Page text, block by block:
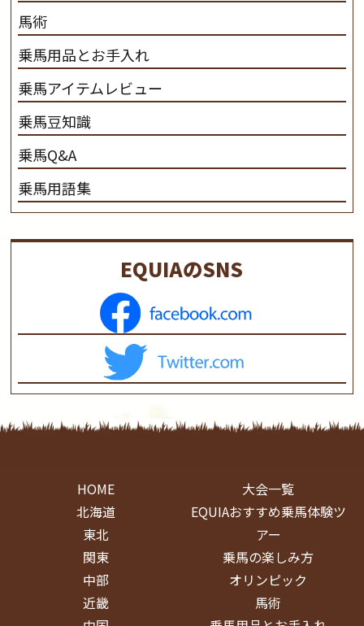
馬術
乗馬用品とお手入れ
乗馬アイテムレビュー
乗馬豆知識
乗馬Q&A
乗馬用語集
EQUIAのSNS
HOME
北海道
東北
関東
中部
近畿
大会一覧
EQUIAおすすめ乗馬体験ツ
アー
乗馬の楽しみ方
オリンピック
馬術